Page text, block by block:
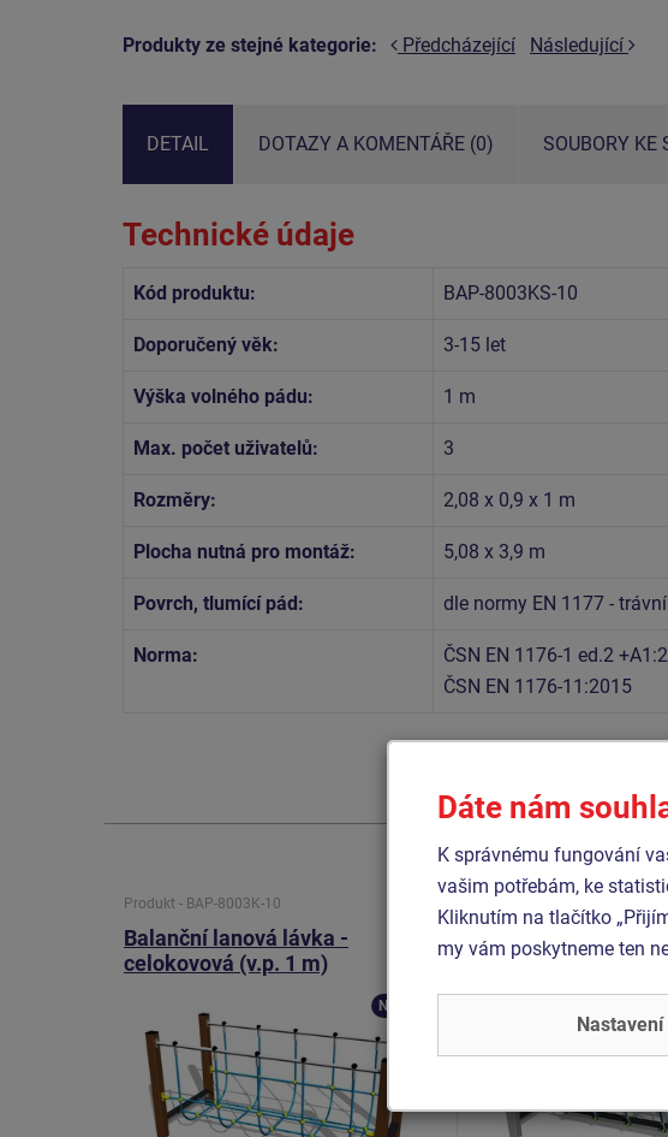
Produkty ze stejné kategorie: Předcházející Následující
DETAIL DOTAZY A KOMENTÁŘE (0) SOUBORY KE
Technické údaje
Kód produktu: BAP-8003KS-10
Doporučený věk: 3-15 let
Výška volného pádu: 1 m
Max. počet uživatelů: 3
Rozměry: 2,08 x 0,9 x 1 m
Plocha nutná pro montáž: 5,08 x 3,9 m
Povrch, tlumící pád: dle normy EN 1177 -
Norma:
ČSN EN 1176-1 ed.2
ČSN EN 1176-11:2015
Produkt - BAP-8003K-10
Balanční lanová lávka -
celokovová (v.p. 1 m)
Novinka
Balanční lanová
celokovová (v.p. 1
Dáte nám
K správnému fungování
vašim potřebám, ke
Kliknutím na tlačítko
my vám poskytneme ten
Nastavení